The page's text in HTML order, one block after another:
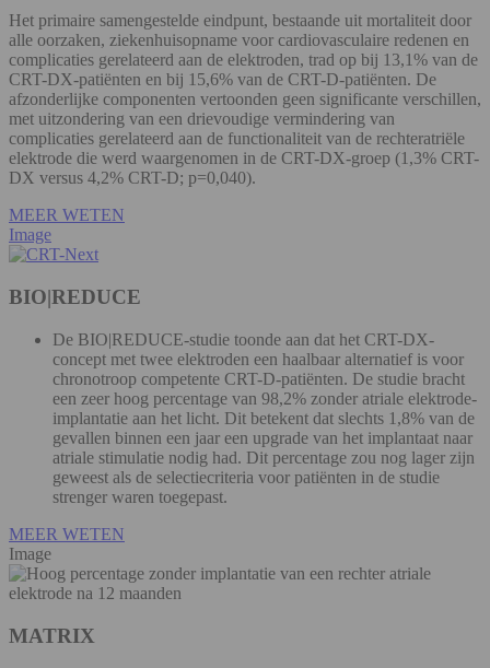
Het primaire samengestelde eindpunt, bestaande uit mortaliteit door
alle oorzaken, ziekenhuisopname voor cardiovasculaire redenen en
complicaties gerelateerd aan de elektroden, trad op bij 13,1% van de
CRT-DX-patiënten en bij 15,6% van de CRT-D-patiënten. De
afzonderlijke componenten vertoonden geen significante verschillen,
met uitzondering van een drievoudige vermindering van
complicaties gerelateerd aan de functionaliteit van de rechteratriële
elektrode die werd waargenomen in de CRT-DX-groep (1,3% CRT-
DX versus 4,2% CRT-D; p=0,040).
MEER WETEN
Image
BIO|REDUCE
De BIO|REDUCE-studie toonde aan dat het CRT-DX-
concept met twee elektroden een haalbaar alternatief is voor
chronotroop competente CRT-D-patiënten. De studie bracht
een zeer hoog percentage van 98,2% zonder atriale elektrode-
implantatie aan het licht. Dit betekent dat slechts 1,8% van de
gevallen binnen een jaar een upgrade van het implantaat naar
atriale stimulatie nodig had. Dit percentage zou nog lager zijn
geweest als de selectiecriteria voor patiënten in de studie
strenger waren toegepast.
MEER WETEN
Image
MATRIX